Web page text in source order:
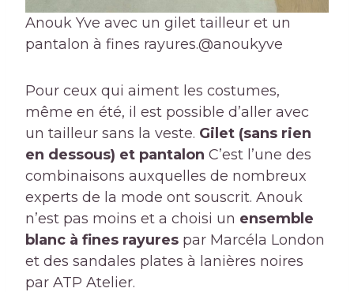
Anouk Yve avec un gilet tailleur et un
pantalon à fines rayures.@anoukyve
Pour ceux qui aiment les costumes,
même en été, il est possible d’aller avec
un tailleur sans la veste. Gilet (sans rien
en dessous) et pantalon C’est l’une des
combinaisons auxquelles de nombreux
experts de la mode ont souscrit. Anouk
n’est pas moins et a choisi un ensemble
blanc à fines rayures par Marcéla London
et des sandales plates à lanières noires
par ATP Atelier.